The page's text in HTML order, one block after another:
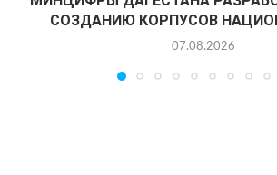
СОЗДАНИЮ КОРПУСОВ
07.08.2026